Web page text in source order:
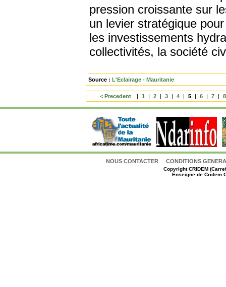
pression croissante sur
un levier stratégique
les investissements
collectivités, la société
Source : L'Eclairage - Mauritanie
< Precedent | 1 | 2 | 3 | 4 | 5 | 6 | 7 | 8
NOUS CONTACTER CONDITIONS
CopyrightCRIDEM
Enseigne de Cridem